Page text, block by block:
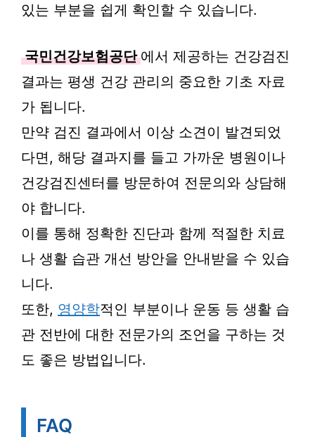
있는 부분을 쉽게 확인할 수 있습니다.
국민건강보험공단 에서 제공하는 건강검진
결과는 평생 건강 관리의 중요한 기초 자료
가 됩니다.
만약 검진 결과에서 이상 소견이 발견되었
다면, 해당 결과지를 들고 가까운 병원이나
건강검진센터를 방문하여 전문의와 상담해
야 합니다.
이를 통해 정확한 진단과 함께 적절한 치료
나 생활 습관 개선 방안을 안내받을 수 있습
니다.
또한, 영양학적인 부분이나 운동 등 생활 습
관 전반에 대한 전문가의 조언을 구하는 것
도 좋은 방법입니다.
FAQ